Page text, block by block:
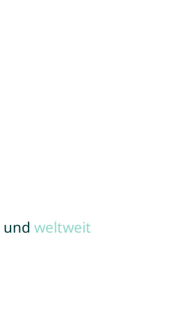
und weltweit